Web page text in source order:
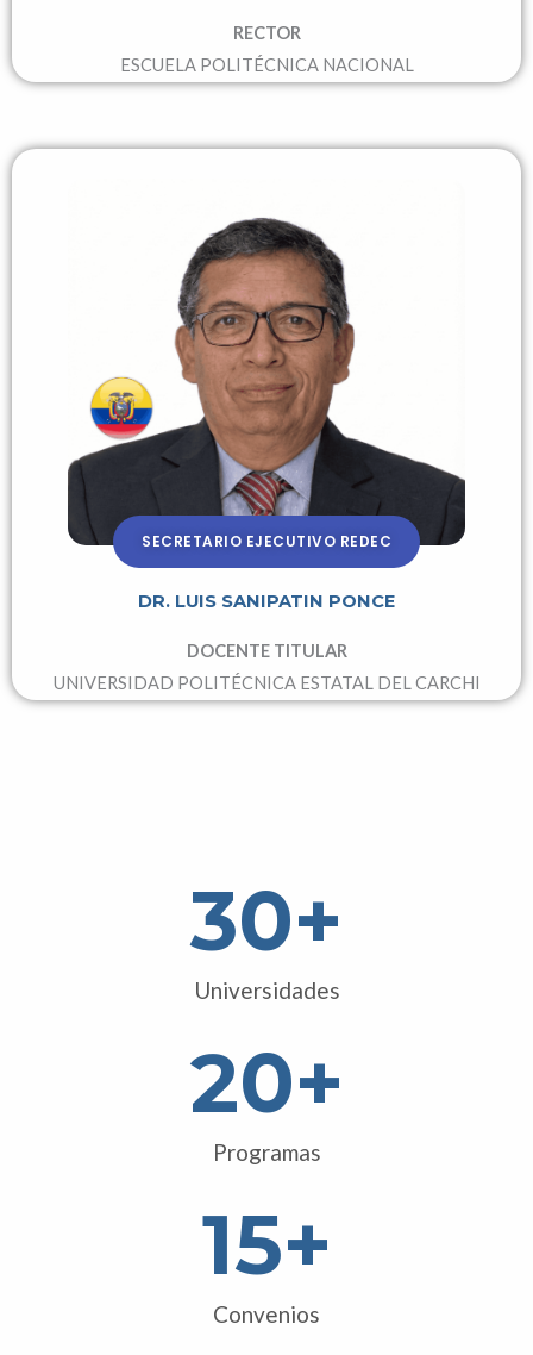
RECTOR
ESCUELA POLITÉCNICA NACIONAL
SECRETARIO EJECUTIVO REDEC
DR. LUIS SANIPATIN PONCE
DOCENTE TITULAR
UNIVERSIDAD POLITÉCNICA ESTATAL DEL CARCHI
Universidades
30+
Programas
20+
Convenios
15+